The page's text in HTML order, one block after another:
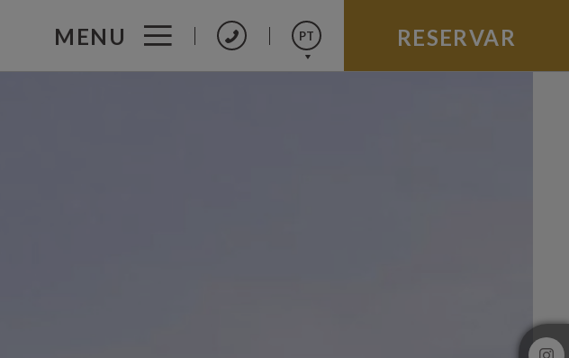
MENU PT RESERVAR